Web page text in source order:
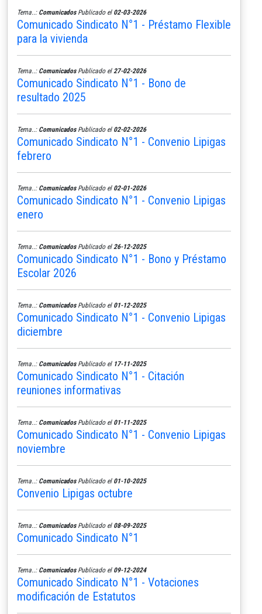
Tema..: ComunicadosPublicado el 02-03-2026
Comunicado Sindicato N°1 - Préstamo Flexible
para la vivienda
Tema..: ComunicadosPublicado el 27-02-2026
Comunicado Sindicato N°1 - Bono de
resultado 2025
Tema..: ComunicadosPublicado el 02-02-2026
Comunicado Sindicato N°1 - Convenio Lipigas
febrero
Tema..: ComunicadosPublicado el 02-01-2026
Comunicado Sindicato N°1 - Convenio Lipigas
enero
Tema..: ComunicadosPublicado el 26-12-2025
Comunicado Sindicato N°1 - Bono y Préstamo
Escolar 2026
Tema..: ComunicadosPublicado el 01-12-2025
Comunicado Sindicato N°1 - Convenio Lipigas
diciembre
Tema..: ComunicadosPublicado el 17-11-2025
Comunicado Sindicato N°1 - Citación
reuniones informativas
Tema..: ComunicadosPublicado el 01-11-2025
Comunicado Sindicato N°1 - Convenio Lipigas
noviembre
Tema..: ComunicadosPublicado el 01-10-2025
Convenio Lipigas octubre
Tema..: ComunicadosPublicado el 08-09-2025
Comunicado Sindicato N°1
Tema..: ComunicadosPublicado el 09-12-2024
Comunicado Sindicato N°1 - Votaciones
modificación de Estatutos